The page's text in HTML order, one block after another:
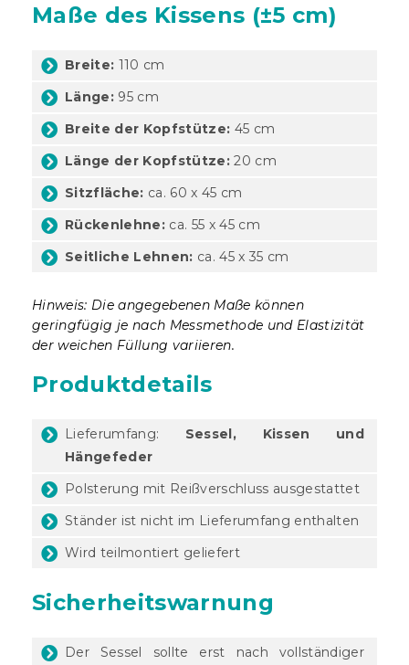
Maße des Kissens (±5 cm)
Breite: 110 cm
Länge: 95 cm
Breite der Kopfstütze: 45 cm
Länge der Kopfstütze: 20 cm
Sitzfläche: ca. 60 x 45 cm
Rückenlehne: ca. 55 x 45 cm
Seitliche Lehnen: ca. 45 x 35 cm
Hinweis: Die angegebenen Maße können
geringfügig je nach Messmethode und Elastizität
der weichen Füllung variieren.
Produktdetails
Lieferumfang: Sessel, Kissen und
Hängefeder
Polsterung mit Reißverschluss ausgestattet
Ständer ist nicht im Lieferumfang enthalten
Wird teilmontiert geliefert
Sicherheitswarnung
Der Sessel sollte erst nach vollständiger